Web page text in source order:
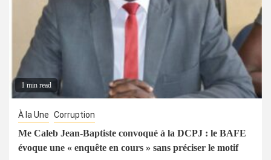
1 min read
À la Une Corruption
Me Caleb Jean-Baptiste convoqué à la DCPJ : le BAFE
évoque une « enquête en cours » sans préciser le motif